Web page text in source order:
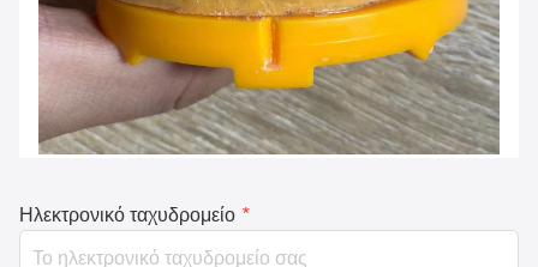
Ηλεκτρονικό ταχυδρομείο *